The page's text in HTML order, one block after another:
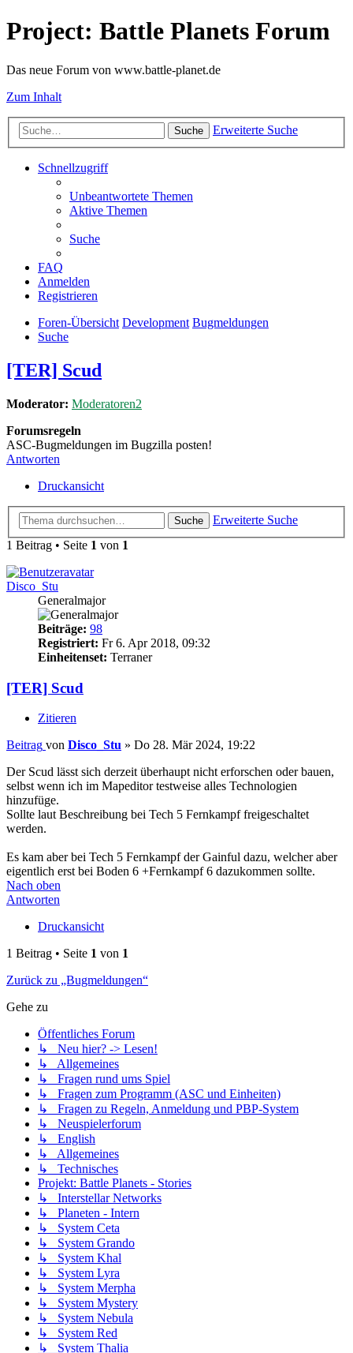
Project: Battle Planets Forum
Das neue Forum von www.battle-planet.de
Zum Inhalt
Suche Erweiterte Suche
Schnellzugriff
Unbeantwortete Themen
Aktive Themen
Suche
FAQ
Anmelden
Registrieren
Foren-Übersicht Development Bugmeldungen
Suche
[TER] Scud
Moderator: Moderatoren2
Forumsregeln
ASC-Bugmeldungen im Bugzilla posten!
Antworten
Druckansicht
Suche
Erweiterte Suche
1 Beitrag • Seite 1 von 1
Disco_Stu
Generalmajor
Beiträge: 98
Registriert: Fr 6. Apr 2018, 09:32
Einheitenset: Terraner
[TER] Scud
Zitieren
Beitrag von Disco_Stu » Do 28. Mär 2024, 19:22
Der Scud lässt sich derzeit überhaupt nicht erforschen oder bauen,
selbst wenn ich im Mapeditor testweise alles Technologien
hinzufüge.
Sollte laut Beschreibung bei Tech 5 Fernkampf freigeschaltet
werden.
Es kam aber bei Tech 5 Fernkampf der Gainful dazu, welcher aber
eigentlich erst bei Boden 6 +Fernkampf 6 dazukommen sollte.
Nach oben
Antworten
Druckansicht
1 Beitrag • Seite 1 von 1
Zurück zu „Bugmeldungen“
Gehe zu
Öffentliches Forum
↳ Neu hier? -> Lesen!
↳ Allgemeines
↳ Fragen rund ums Spiel
↳ Fragen zum Programm (ASC und Einheiten)
↳ Fragen zu Regeln, Anmeldung und PBP-System
↳ Neuspielerforum
↳ English
↳ Allgemeines
↳ Technisches
Projekt: Battle Planets - Stories
↳ Interstellar Networks
↳ Planeten - Intern
↳ System Ceta
↳ System Grando
↳ System Khal
↳ System Lyra
↳ System Merpha
↳ System Mystery
↳ System Nebula
↳ System Red
↳ System Thalia